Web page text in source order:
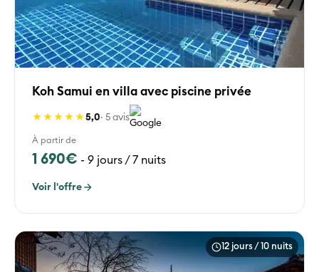
Koh Samui en villa avec piscine privée
★★★★★5,0· 5 avis
À partir de
1 690€ - 9 jours / 7 nuits
Voir l'offre
12 jours / 10 nuits